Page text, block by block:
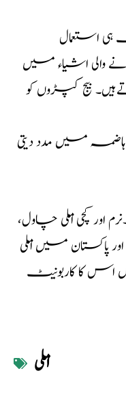
سب ہی استعمال
والی اشیاء میں
بیج کپڑوں کو
میں مدد دیتی
اور کچی املی چاول،
پاکستان میں املی
اس کا کاربونیٹ
املی